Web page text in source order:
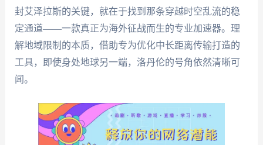
封艾泽拉斯的关键，就在于找到那条穿越时空乱流的稳
定通道——一款真正为海外征战而生的专业加速器。理
解地域限制的本质，借助专为优化中长距离传输打造的
工具，即使身处地球另一端，洛丹伦的号角依然清晰可
闻。